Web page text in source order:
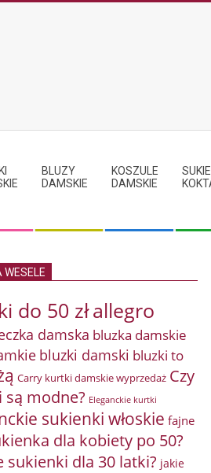
BLUZY
DAMSKIE
KOSZULE
DAMSKIE
WESELE
do 50 złallegro
damska bluzka damskie
bluzki damski bluzki to
Carry kurtki damskie wyprzedaż Czy
modne? Eleganckie kurtki
sukienki włoskie fajne
dla kobiety po 50?
sukienki dla 30 latki? jakie